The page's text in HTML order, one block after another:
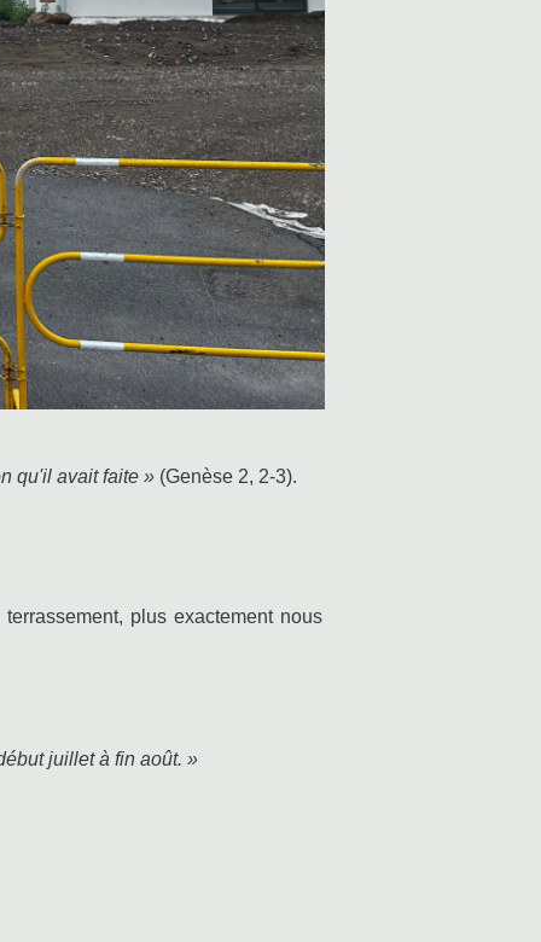
qu'il avait faite » (Genèse 2, 2-3).
plus exactement nous
juillet à fin août. »